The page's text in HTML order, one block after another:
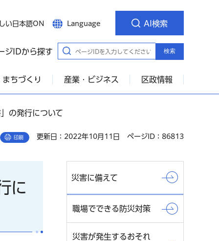
い日本語ON Language AI検索
ジIDから探す 検索
まちづくり 産業・ビジネス 区政情報
の発行について
印刷 更新日：2022年10月11日 ページID：86813
に
災害に備えて
職場でできる防災対策
災害が発生するおそれ